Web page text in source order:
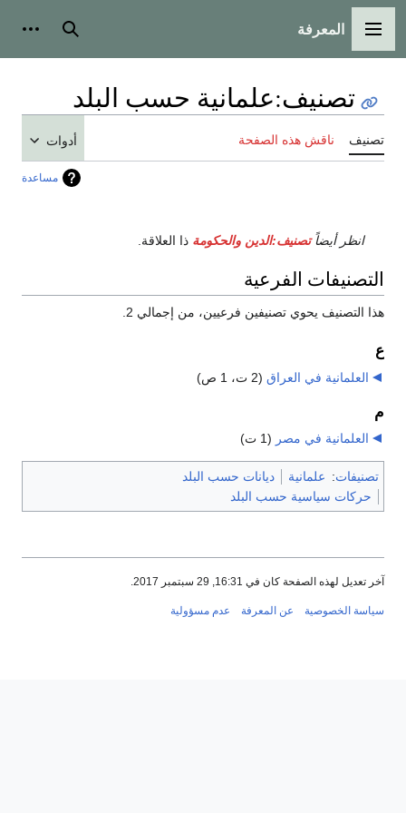
القائمة الرئيسية
المعرفة بحث
تصنيف:علمانية حسب البلد
تصنيف ناقش هذه الصفحة أدوات
مساعدة
انظر أيضاًتصنيف:الدين والحكومة ذا العلاقة.
التصنيفات الفرعية
هذا التصنيف يحوي تصنيفين فرعيين، من إجمالي 2.
ع
العلمانية في العراق (2 ت، 1 ص)
م
العلمانية في مصر (1 ت)
تصنيفات: علمانية
ديانات حسب البلد
حركات سياسية حسب البلد
آخر تعديل لهذه الصفحة كان في 16:31, 29 سبتمبر 2017.
سياسة الخصوصية عن المعرفة عدم مسؤولية